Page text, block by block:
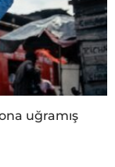
uğramış